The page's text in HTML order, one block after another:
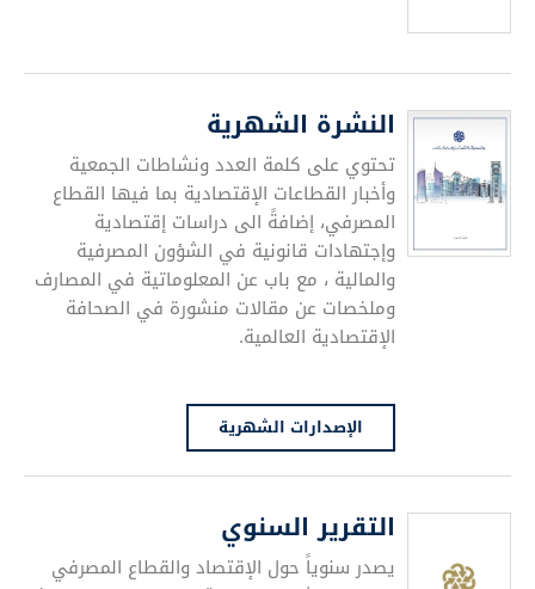
النشرة الشهرية
تحتوي على كلمة العدد ونشاطات الجمعية
وأخبار القطاعات الإقتصادية بما فيها القطاع
المصرفي، إضافةً الى دراسات إقتصادية
وإجتهادات قانونية في الشؤون المصرفية
والمالية ، مع باب عن المعلوماتية في المصارف
وملخصات عن مقالات منشورة في الصحافة
الإقتصادية العالمية.
الإصدارات الشهرية
التقرير السنوي
يصدر سنوياً حول الإقتصاد والقطاع المصرفي